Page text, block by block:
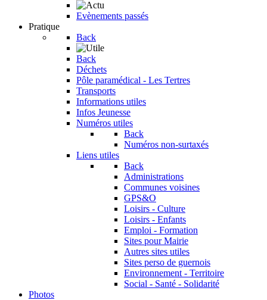
Evènements passés
Pratique
Back
Back
Déchets
Pôle paramédical - Les Tertres
Transports
Informations utiles
Infos Jeunesse
Numéros utiles
Back
Numéros non-surtaxés
Liens utiles
Back
Administrations
Communes voisines
GPS&O
Loisirs - Culture
Loisirs - Enfants
Emploi - Formation
Sites pour Mairie
Autres sites utiles
Sites perso de guernois
Environnement - Territoire
Social - Santé - Solidarité
Photos